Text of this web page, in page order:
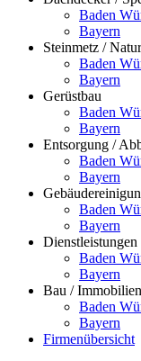
Baden
Bayern
Steinmetz /
Baden
Bayern
Gerüstbau
Baden
Bayern
Entsorgung /
Baden
Bayern
Baden
Bayern
Dienstleistungen
Baden
Bayern
Bau /
Baden
Bayern
Firmenübersicht